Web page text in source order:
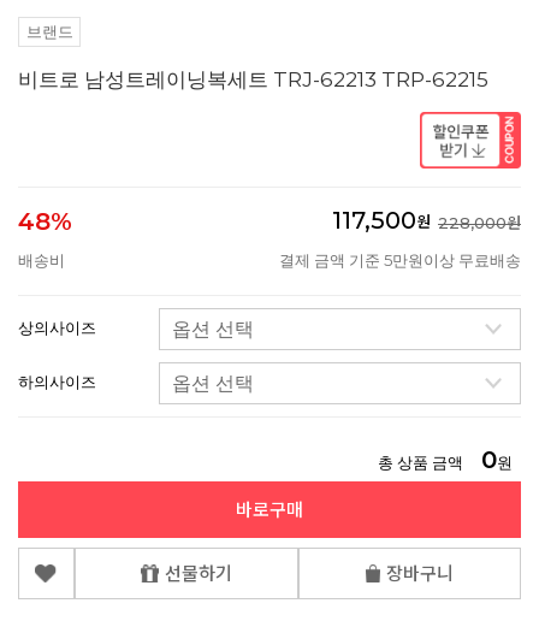
브랜드
비트로 남성트레이닝복세트 TRJ-62213 TRP-62215
48% 117,500원 228,000원
배송비
결제 금액 기준 5만원이상 무료배송
상의사이즈
하의사이즈
총 상품 금액 0원
바로구매
선물하기 장바구니